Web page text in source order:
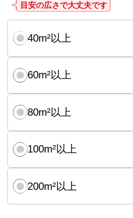
目安の広さで大丈夫です
40m²以上
60m²以上
80m²以上
100m²以上
200m²以上